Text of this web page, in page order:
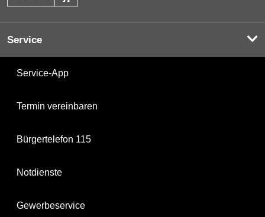
Service
Service-App
Termin vereinbaren
Bürgertelefon 115
Notdienste
Gewerbeservice